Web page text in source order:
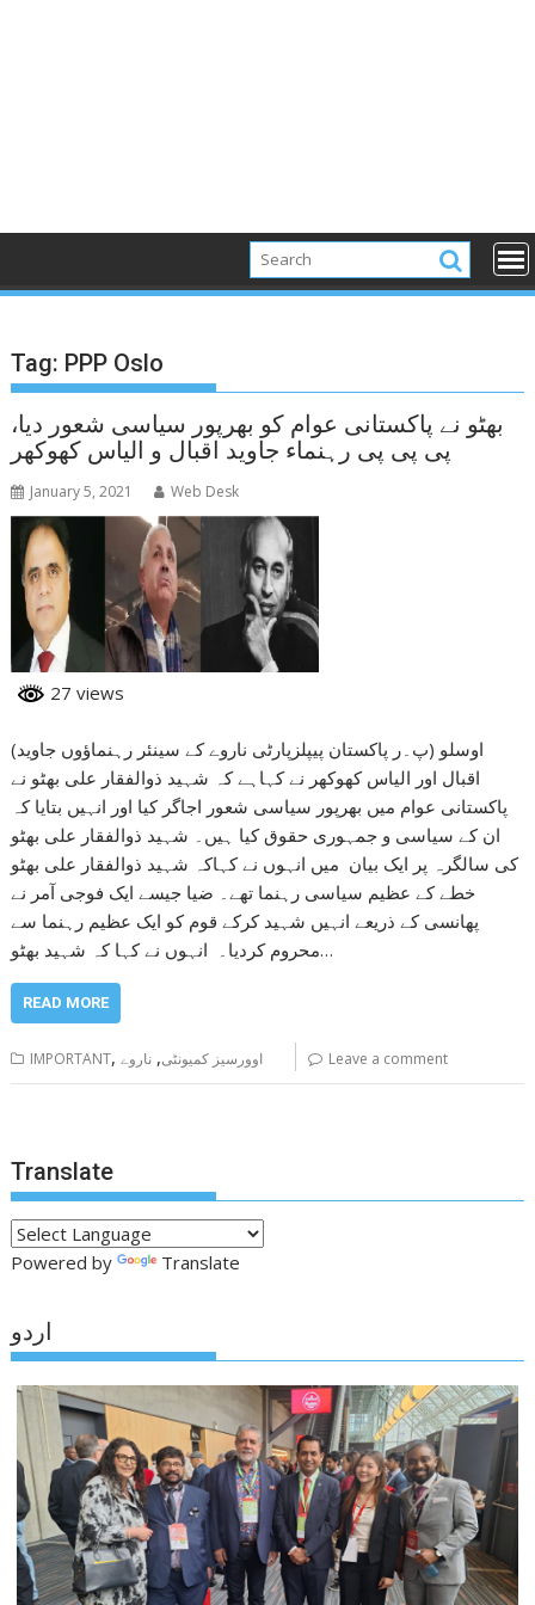
Tag: PPP Oslo
بھٹو نے پاکستانی عوام کو بھرپور سیاسی شعور دیا،
پی پی پی رہنماء جاوید اقبال و الیاس کھوکھر
January 5, 2021 Web Desk
27 views
(اوسلو (پ۔ر پاکستان پیپلزپارٹی ناروے کے سینئر رہنماؤوں جاوید
اقبال اور الیاس کھوکھر نے کہاہے کہ شہید ذوالفقار علی بھٹو نے
پاکستانی عوام میں بھرپور سیاسی شعور اجاگر کیا اور انہیں بتایا کہ
ان کے سیاسی و جمہوری حقوق کیا ہیں۔ شہید ذوالفقار علی بھٹو
کی سالگرہ پر ایک بیان میں انہوں نے کہاکہ شہید ذوالفقار علی بھٹو
خطے کے عظیم سیاسی رہنما تھے۔ ضیا جیسے ایک فوجی آمر نے
پھانسی کے ذریعے انہیں شہید کرکے قوم کو ایک عظیم رہنما سے
محروم کردیا۔ انہوں نے کہا کہ شہید بھٹو…
READ MORE
IMPORTANT, اوورسیز کمیونٹی, ناروے Leave a comment
Translate
Powered by Translate
اردو